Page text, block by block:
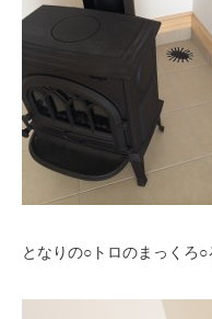
となりの○トロのまっくろ